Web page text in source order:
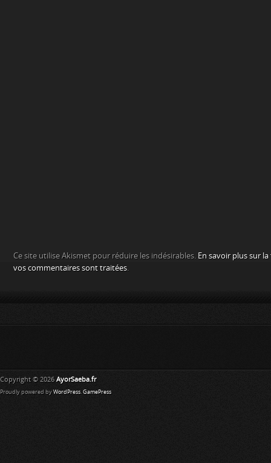
Ce site utilise Akismet pour réduire les indésirables. En savoir plus sur
vos commentaires sont traitées.
Copyright © 2026 AyorSaeba.fr
Proudly powered by WordPress. GamePress